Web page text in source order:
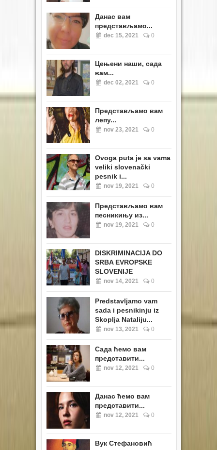
Данас вам
представљамо...
dec 15, 2021 0
Цењени наши, сада
вам...
dec 02, 2021 0
Представљамо вам
лепу...
nov 23, 2021 0
Ovoga puta je sa vama
veliki slovenački
pesnik i...
nov 19, 2021 0
Представљамо вам
песникињу из...
nov 19, 2021 0
DISKRIMINACIJA DO
SRBA EVROPSKE
SLOVENIJE
nov 14, 2021 0
Predstavljamo vam
sada i pesnikinju iz
Skoplja Nataliju...
nov 13, 2021 0
Сада ћемо вам
представити...
nov 12, 2021 0
Данас ћемо вам
представити...
nov 12, 2021 0
Вук Стефановић